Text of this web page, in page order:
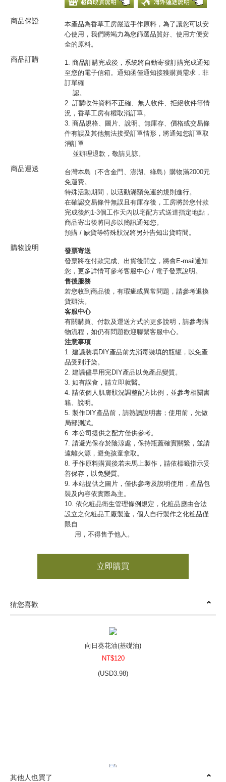
商品保證
本產品為香草工房嚴選手作原料，為了讓您可以安
心使用，我們將竭力為您篩選品質好、使用方便安
全的原料。
商品訂購
1. 商品訂購完成後，系統將自動寄發訂購完成通知
至您的電子信箱。通知函僅通知接獲購買需求，非
訂單確
認。
2. 訂購收件資料不正確、無人收件、拒絕收件等情
況，香草工房有權取消訂單。
3. 商品規格、圖片、說明、無庫存、價格或交易條
件有誤及其他無法接受訂單情形，將通知您訂單取
消訂單
並辦理退款，敬請見諒。
商品運送
台灣本島（不含金門、澎湖、綠島）購物滿2000元
免運費。
特殊活動期間，以活動滿額免運的規則進行。
在確認交易條件無誤且有庫存後，工房將於您付款
完成後約1-3個工作天內以宅配方式送達指定地點，
商品寄出後將同步以簡訊通知您。
預購 / 缺貨等特殊狀況將另外告知出貨時間。
購物說明
發票寄送
發票將在付款完成、出貨後開立，將會E-mail通知
您，更多詳情可參考客服中心 / 電子發票說明。
售後服務
若您收到商品後，有瑕疵或異常問題，請參考退換
貨辦法。
客服中心
有關購買、付款及運送方式的更多說明，請參考購
物流程，如仍有問題歡迎聯繫客服中心。
注意事項
1. 建議裝填DIY產品前先消毒裝填的瓶罐，以免產
品受到汙染。
2. 建議儘早用完DIY產品以免產品變質。
3. 如有誤食，請立即就醫。
4. 請依個人肌膚狀況調整配方比例，並參考相關書
籍、說明。
5. 製作DIY產品前，請熟讀說明書；使用前，先做
局部測試。
6. 本公司提供之配方僅供參考。
7. 請避光保存於陰涼處，保持瓶蓋確實關緊，並請
遠離火源，避免孩童拿取。
8. 手作原料購買後若未馬上製作，請依標籤指示妥
善保存，以免變質。
9. 本站提供之圖片，僅供參考及說明使用，產品包
裝及內容依實際為主。
10. 依化粧品衛生管理條例規定，化粧品應由合法
設立之化粧品工廠製造，個人自行製作之化粧品僅
限自
用，不得售予他人。
立即購買
猜您喜歡
向日葵花油(基礎油)
NT$120
(USD3.98)
其他人也買了